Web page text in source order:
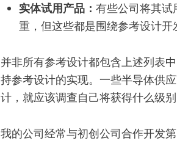
实体试用产品： 有些公司将其试
重，但这些都是围绕参考设计开
并非所有参考设计都包含上述列表
持参考设计的实现。一些半导体供
计，就应该调查自己将获得什么级别
我的公司经常与初创公司合作开发